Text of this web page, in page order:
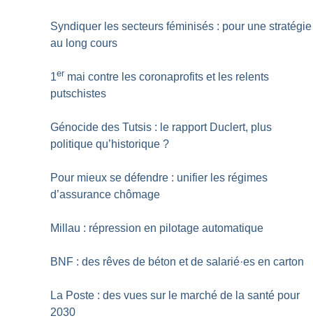
Syndiquer les secteurs féminisés : pour une stratégie
au long cours
1er mai contre les coronaprofits et les relents
putschistes
Génocide des Tutsis : le rapport Duclert, plus
politique qu’historique ?
Pour mieux se défendre : unifier les régimes
d’assurance chômage
Millau : répression en pilotage automatique
BNF : des rêves de béton et de salarié·es en carton
La Poste : des vues sur le marché de la santé pour
2030